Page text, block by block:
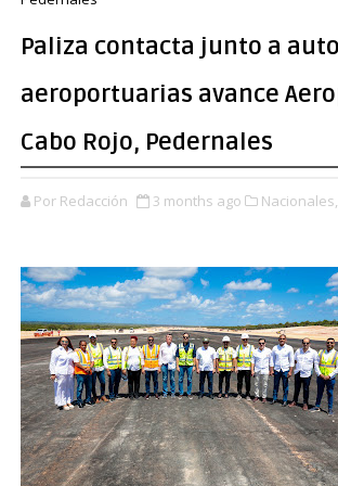
Paliza contacta junto a
aeroportuarias avance
Cabo Rojo, Pedernales
Por Redacción 3 months ago Nacionales,